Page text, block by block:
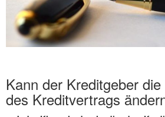
Kann der Kreditgeber
des Kreditvertrags